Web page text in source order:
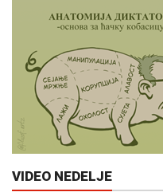
VIDEO NEDELJE